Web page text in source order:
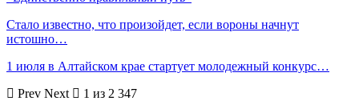
Стало известно, что произойдет, если вороны начнут
истошно…
1 июля в Алтайском крае стартует молодежный конкурс…
Prev Next
1 из 2 347